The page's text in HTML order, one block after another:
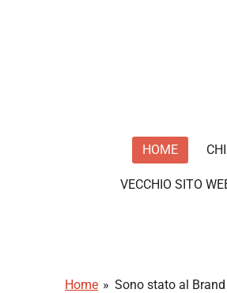
HOME
VECCHIO SITO
Home » Sono stato al